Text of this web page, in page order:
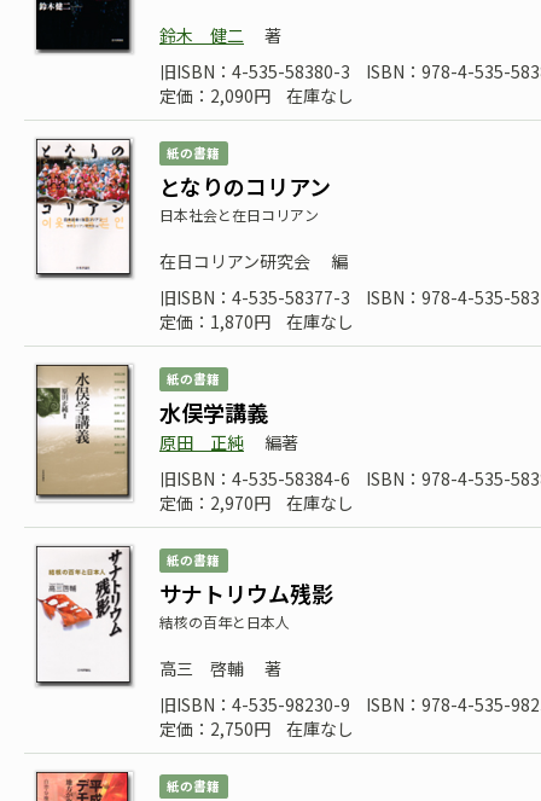
鈴木 健二
著
旧ISBN：4-535-58380-3
ISBN：978-4-535-
定価：2,090円
在庫なし
紙の書籍
となりのコリアン
日本社会と在日コリアン
在日コリアン研究会
編
旧ISBN：4-535-58377-3
ISBN：978-4-535-
定価：1,870円
在庫なし
紙の書籍
水俣学講義
原田 正純
編著
旧ISBN：4-535-58384-6
ISBN：978-4-535-
定価：2,970円
在庫なし
紙の書籍
サナトリウム残影
結核の百年と日本人
高三 啓輔
著
旧ISBN：4-535-98230-9
ISBN：978-4-535-
定価：2,750円
在庫なし
紙の書籍